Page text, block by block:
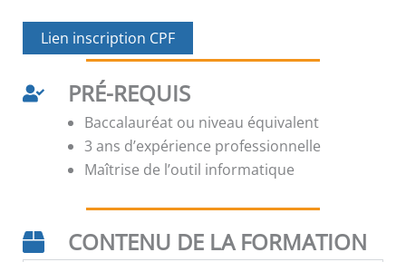
Lien inscription CPF
PRÉ-REQUIS
Baccalauréat ou niveau équivalent
3 ans d’expérience professionnelle
Maîtrise de l’outil informatique
CONTENU DE LA FORMATION